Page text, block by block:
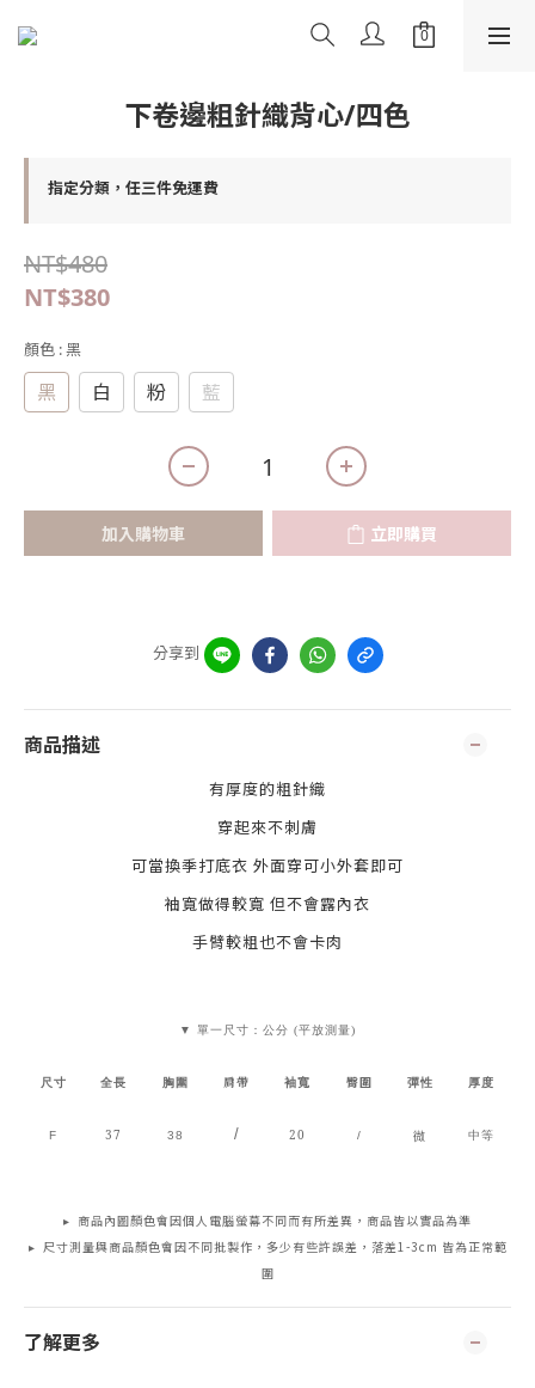
下卷邊粗針織背心/四色
指定分類，任三件免運費
NT$480
NT$380
顏色 : 黑
黑 白 粉 藍
加入購物車 立即購買
分享到
商品描述
有厚度的粗針織
穿起來不刺膚
可當換季打底衣 外面穿可小外套即可
袖寬做得較寬 但不會露內衣
手臂較粗也不會卡肉
▼ 單一尺寸：公分 (平放測量)
尺寸 全長 胸圍 肩帶 袖寬 臀圍 彈性 厚度
F 37 38 / 20 / 微 中等
▸ 商品內圖顏色會因個人電腦螢幕不同而有所差異，商品皆以實品為準
▸ 尺寸測量與商品顏色會因不同批製作，多少有些許誤差，落差1-3cm 皆為正常範
圍
了解更多